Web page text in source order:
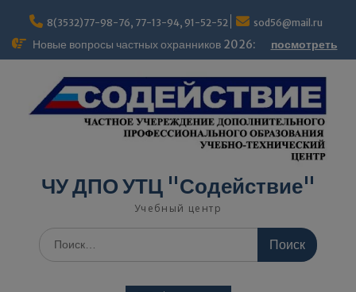
содержимому
8(3532)77-98-76, 77-13-94, 91-52-52 sod56@mail.ru
Новые вопросы частных охранников 2026: посмотреть
ЧУ ДПО УТЦ "Содействие"
Учебный центр
Поиск
по: